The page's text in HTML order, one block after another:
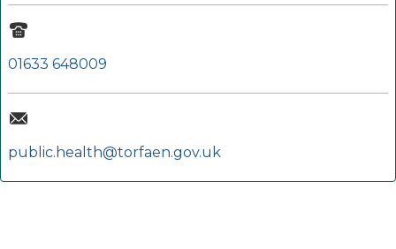
01633 648009
public.health@torfaen.gov.uk